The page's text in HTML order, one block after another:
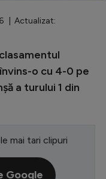
| Actualizat:
o cu 4-0 pe
a turului 1 din
mai tari clipuri
Google